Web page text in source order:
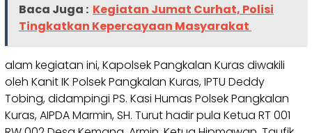
Baca Juga : Kegiatan Jumat Curhat, Polisi
Tingkatkan Kepercayaan Masyarakat
alam kegiatan ini, Kapolsek Pangkalan Kuras diwakili
oleh Kanit IK Polsek Pangkalan Kuras, IPTU Deddy
Tobing, didampingi PS. Kasi Humas Polsek Pangkalan
Kuras, AIPDA Marmin, SH. Turut hadir pula Ketua RT 001